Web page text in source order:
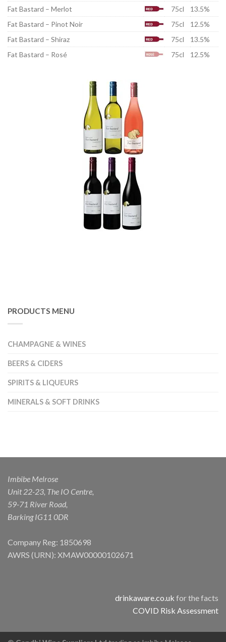
Fat Bastard – Merlot
75cl
13.5%
Fat Bastard – Pinot Noir
75cl
12.5%
Fat Bastard – Shiraz
75cl
13.5%
Fat Bastard – Rosé
75cl 12.5%
PRODUCTS MENU
CHAMPAGNE & WINES
BEERS & CIDERS
SPIRITS & LIQUEURS
MINERALS & SOFT DRINKS
Imbibe Melrose
Unit 22-23, The IO Centre,
59-71 River Road,
Barking IG11 0DR
Company Reg: 1850698
AWRS (URN): XMAW00000102671
drinkaware.co.uk for the facts
COVID Risk Assessment